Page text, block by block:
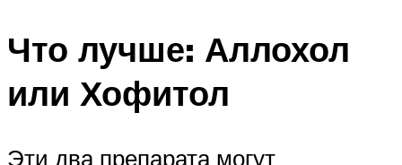
Что лучше: Аллохол
или Хофитол
Эти два препарата могут